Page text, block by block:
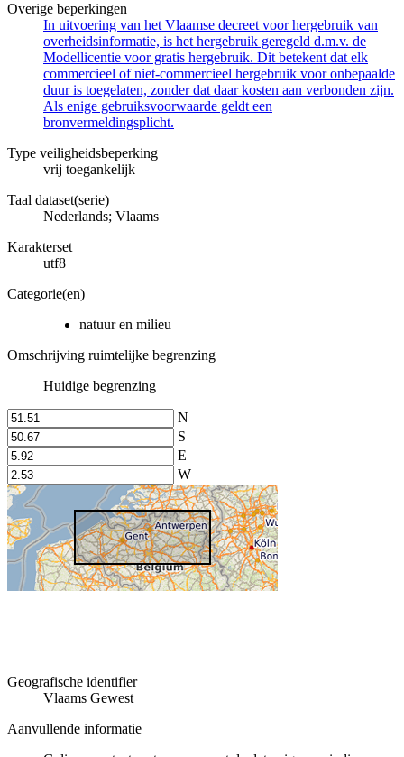
Overige beperkingen
In uitvoering van het Vlaamse decreet voor hergebruik van
overheidsinformatie, is het hergebruik geregeld d.m.v. de
Modellicentie voor gratis hergebruik. Dit betekent dat elk
commercieel of niet-commercieel hergebruik voor onbepaalde
duur is toegelaten, zonder dat daar kosten aan verbonden zijn.
Als enige gebruiksvoorwaarde geldt een
bronvermeldingsplicht.
Type veiligheidsbeperking
vrij toegankelijk
Taal dataset(serie)
Nederlands; Vlaams
Karakterset
utf8
Categorie(en)
natuur en milieu
Omschrijving ruimtelijke begrenzing
Huidige begrenzing
N
S
E
W
Geografische identifier
Vlaams Gewest
Aanvullende informatie